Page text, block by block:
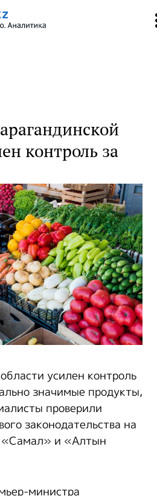
контроль за
усилен контроль
значимые продукты,
проверили
законодательства на
и «Алтын
министра